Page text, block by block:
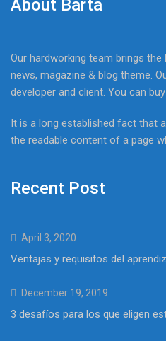
About Barta
Our hardworking team brings
news, magazine & blog theme.
developer and client. You can
It is a long established fact that
the readable content of a page
Recent Post
April 3, 2020
Ventajas y requisitos del
December 19, 2019
3 desafíos para los que eligen